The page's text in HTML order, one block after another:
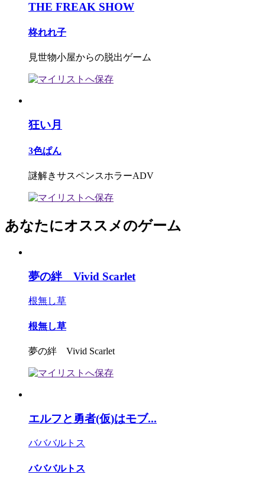
THE FREAK SHOW
柊れれ子
見世物小屋からの脱出ゲーム
狂い月
3色ぱん
謎解きサスペンスホラーADV
あなたにオススメのゲーム
夢の絆 Vivid Scarlet
根無し草
根無し草
夢の絆 Vivid Scarlet
エルフと勇者(仮)はモブ...
バババルトス
バババルトス